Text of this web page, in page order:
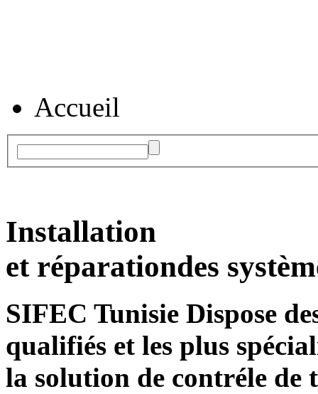
Accueil
Installation
et réparationdes
SIFEC Tunisie Dispose
qualifiés et les plus
la solution de contréle de